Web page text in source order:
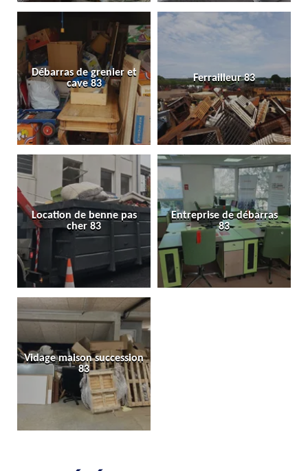
Débarras de grenier et
cave 83
Ferrailleur 83
Location de benne pas
cher 83
Entreprise de débarras
83
Vidage maison succession
83